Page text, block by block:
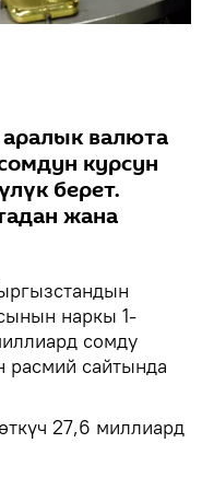
валюта
курсун
берет.
жана
наркы 1-
сомду
расмий сайтында
27,6 миллиард